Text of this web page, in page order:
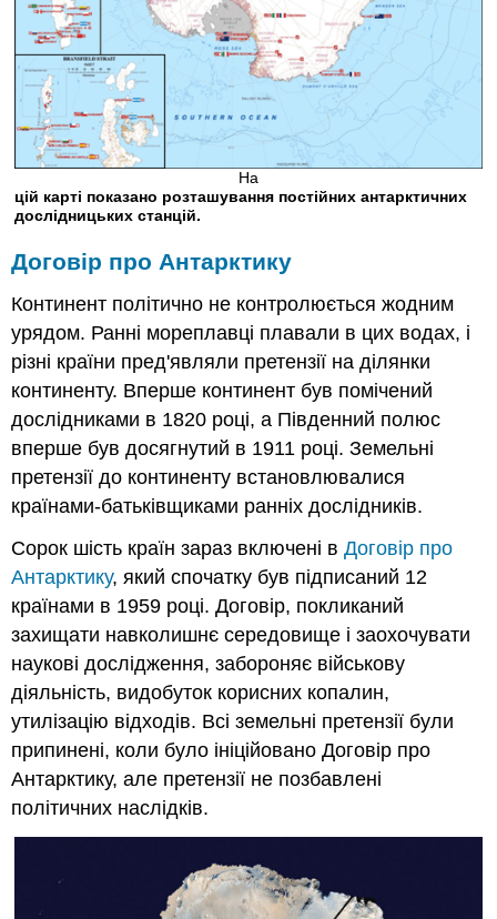
На
цій карті показано розташування постійних антарктичних
дослідницьких станцій.
Договір про Антарктику
Континент політично не контролюється жодним
урядом. Ранні мореплавці плавали в цих водах, і
різні країни пред'являли претензії на ділянки
континенту. Вперше континент був помічений
дослідниками в 1820 році, а Південний полюс
вперше був досягнутий в 1911 році. Земельні
претензії до континенту встановлювалися
країнами-батьківщиками ранніх дослідників.
Сорок шість країн зараз включені вДоговір про
Антарктику, який спочатку був підписаний 12
країнами в 1959 році. Договір, покликаний
захищати навколишнє середовище і заохочувати
наукові дослідження, забороняє військову
діяльність, видобуток корисних копалин,
утилізацію відходів. Всі земельні претензії були
припинені, коли було ініційовано Договір про
Антарктику, але претензії не позбавлені
політичних наслідків.